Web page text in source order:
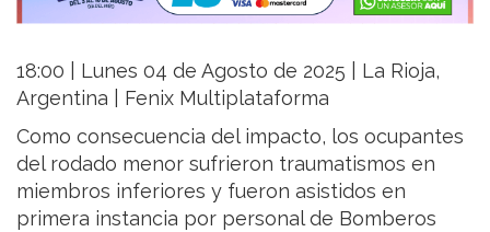
18:00 | Lunes 04 de Agosto de 2025 | La Rioja,
Argentina | Fenix Multiplataforma
Como consecuencia del impacto, los ocupantes
del rodado menor sufrieron traumatismos en
miembros inferiores y fueron asistidos en
primera instancia por personal de Bomberos